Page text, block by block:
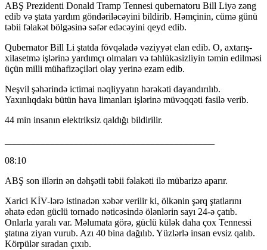
ABŞ Prezidenti Donald Tramp Tennesi qubernatoru Bill Liyə zəng
edib və ştata yardım göndəriləcəyini bildirib. Həmçinin, cümə günü
təbii fəlakət bölgəsinə səfər edəcəyini qeyd edib.
Qubernator Bill Li ştatda fövqəladə vəziyyət elan edib. O, axtarış-
xilasetmə işlərinə yardımçı olmaları və təhlükəsizliyin təmin edilməsi
üçün milli mühafizəçiləri olay yerinə ezam edib.
Neşvil şəhərində ictimai nəqliyyatın hərəkəti dayandırılıb.
Yaxınlıqdakı bütün hava limanları işlərinə müvəqqəti fasilə verib.
44 min insanın elektriksiz qaldığı bildirilir.
08:10
ABŞ son illərin ən dəhşətli təbii fəlakəti ilə mübarizə aparır.
Xarici KİV-lərə istinadən xəbər verilir ki, ölkənin şərq ştatlarını
əhatə edən güclü tornado nəticəsində ölənlərin sayı 24-ə çatıb.
Onlarla yaralı var. Məlumata görə, güclü külək daha çox Tennessi
ştatına ziyan vurub. Azı 40 bina dağılıb. Yüzlərlə insan evsiz qalıb.
Körpülər sıradan çıxıb.